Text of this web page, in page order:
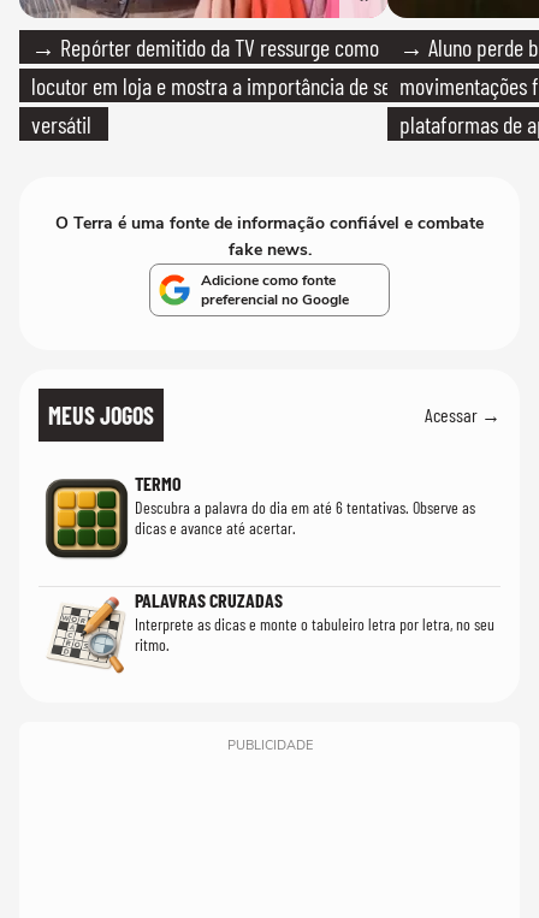
→ Repórter demitido da TV ressurge como
locutor em loja e mostra a importância de ser
versátil
→ Aluno perde
movimentações
plataformas de
O Terra é uma fonte de informação confiável e combate
fake news.
Adicione como fonte
preferencial no Google
MEUS JOGOS Acessar →
TERMO
Descubra a palavra do dia em até 6 tentativas. Observe as
dicas e avance até acertar.
PALAVRAS CRUZADAS
Interprete as dicas e monte o tabuleiro letra por letra, no seu
ritmo.
PUBLICIDADE